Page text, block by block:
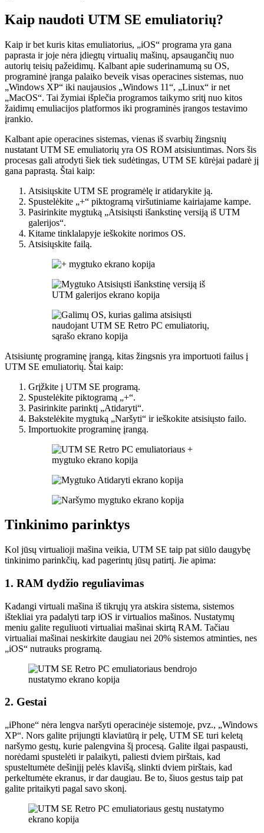
Kaip naudoti UTM SE emuliatorių?
Kaip ir bet kuris kitas emuliatorius, „iOS“ programa yra gana
paprasta ir joje nėra įdiegtų virtualių mašinų, apsaugančių nuo
autorių teisių pažeidimų. Kalbant apie suderinamumą su OS,
programinė įranga palaiko beveik visas operacines sistemas, nuo
„Windows XP“ iki naujausios „Windows 11“, „Linux“ ir net
„MacOS“. Tai žymiai išplečia programos taikymo sritį nuo kitos
žaidimų emuliacijos platformos iki programinės įrangos testavimo
įrankio.
Kalbant apie operacines sistemas, vienas iš svarbių žingsnių
nustatant UTM SE emuliatorių yra OS ROM atsisiuntimas. Nors šis
procesas gali atrodyti šiek tiek sudėtingas, UTM SE kūrėjai padarė jį
gana paprastą. Štai kaip:
Atsisiųskite UTM SE programėlę ir atidarykite ją.
Spustelėkite „+“ piktogramą viršutiniame kairiajame kampe.
Pasirinkite mygtuką „Atsisiųsti išankstinę versiją iš UTM
galerijos“.
Kitame tinklalapyje ieškokite norimos OS.
Atsisiųskite failą.
Atsisiuntę programinę įrangą, kitas žingsnis yra importuoti failus į
UTM SE emuliatorių. Štai kaip:
Grįžkite į UTM SE programą.
Spustelėkite piktogramą „+“.
Pasirinkite parinktį „Atidaryti“.
Bakstelėkite mygtuką „Naršyti“ ir ieškokite atsisiųsto failo.
Importuokite programinę įrangą.
Tinkinimo parinktys
Kol jūsų virtualioji mašina veikia, UTM SE taip pat siūlo daugybę
tinkinimo parinkčių, kad pagerintų jūsų patirtį. Jie apima:
1. RAM dydžio reguliavimas
Kadangi virtuali mašina iš tikrųjų yra atskira sistema, sistemos
ištekliai yra padalyti tarp iOS ir virtualios mašinos. Nustatymų
meniu galite reguliuoti virtualiai mašinai skirtą RAM. Tačiau
virtualiai mašinai neskirkite daugiau nei 20% sistemos atminties, nes
„iOS“ nutrauks programą.
2. Gestai
„iPhone“ nėra lengva naršyti operacinėje sistemoje, pvz., „Windows
XP“. Nors galite prijungti klaviatūrą ir pelę, UTM SE turi keletą
naršymo gestų, kurie palengvina šį procesą. Galite ilgai paspausti,
norėdami spustelėti ir palaikyti, paliesti dviem pirštais, kad
spusteltumėte dešinįjį pelės klavišą, slinkti dviem pirštais, kad
perkeltumėte ekranus, ir dar daugiau. Be to, šiuos gestus taip pat
galite pritaikyti pagal savo skonį.